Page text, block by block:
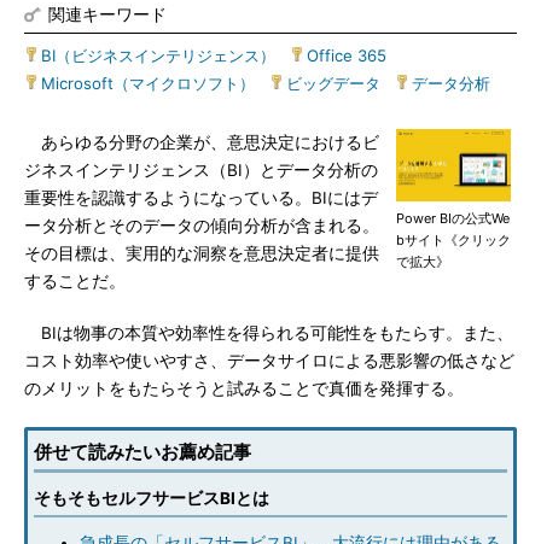
関連キーワード
BI（ビジネスインテリジェンス） Office 365
Microsoft（マイクロソフト）
ビッグデータ データ分析
Power BIの公式We
bサイト《クリック
で拡大》
あらゆる分野の企業が、意思決定におけるビ
ジネスインテリジェンス（BI）とデータ分析の
重要性を認識するようになっている。BIにはデ
ータ分析とそのデータの傾向分析が含まれる。
その目標は、実用的な洞察を意思決定者に提供
することだ。
BIは物事の本質や効率性を得られる可能性をもたらす。また、
コスト効率や使いやすさ、データサイロによる悪影響の低さなど
のメリットをもたらそうと試みることで真価を発揮する。
併せて読みたいお薦め記事
そもそもセルフサービスBIとは